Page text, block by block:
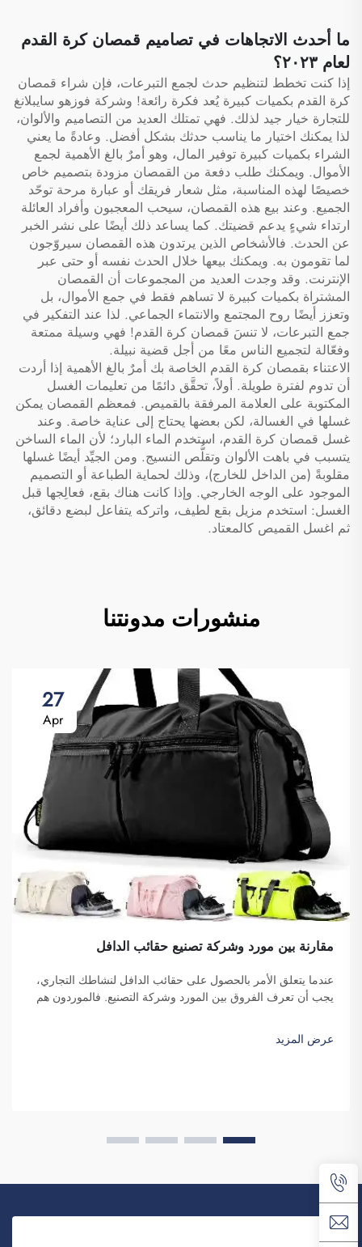
ما أحدث الاتجاهات في تصاميم قمصان كرة القدم
لعام ٢٠٢٣؟
إذا كنت تخطط لتنظيم حدث لجمع التبرعات، فإن شراء قمصان
كرة القدم بكميات كبيرة يُعد فكرة رائعة! وشركة فوزهو سايبلانغ
للتجارة خيار جيد لذلك. فهي تمتلك العديد من التصاميم والألوان،
لذا يمكنك اختيار ما يناسب حدثك بشكل أفضل. وعادةً ما يعني
الشراء بكميات كبيرة توفير المال، وهو أمرٌ بالغ الأهمية لجمع
الأموال. ويمكنك طلب دفعة من القمصان مزودة بتصميم خاص
خصيصًا لهذه المناسبة، مثل شعار فريقك أو عبارة مرحة توحّد
الجميع. وعند بيع هذه القمصان، سيحب المعجبون وأفراد العائلة
ارتداء شيءٍ يدعم قضيتك. كما يساعد ذلك أيضًا على نشر الخبر
عن الحدث. فالأشخاص الذين يرتدون هذه القمصان سيروّجون
لما تقومون به. ويمكنك بيعها خلال الحدث نفسه أو حتى عبر
الإنترنت. وقد وجدت العديد من المجموعات أن القمصان
المشتراة بكميات كبيرة لا تساهم فقط في جمع الأموال، بل
وتعزز أيضًا روح المجتمع والانتماء الجماعي. لذا عند التفكير في
جمع التبرعات، لا تنسَ قمصان كرة القدم! فهي وسيلة ممتعة
وفعّالة لتجميع الناس معًا من أجل قضية نبيلة.
الاعتناء بقمصان كرة القدم الخاصة بك أمرٌ بالغ الأهمية إذا أردت
أن تدوم لفترة طويلة. أولاً، تحقَّق دائمًا من تعليمات الغسل
المكتوبة على العلامة المرفقة بالقميص. فمعظم القمصان يمكن
غسلها في الغسالة، لكن بعضها يحتاج إلى عناية خاصة. وعند
غسل قمصان كرة القدم، استخدم الماء البارد؛ لأن الماء الساخن
يتسبب في باهت الألوان وتقلُّص النسيج. ومن الجيِّد أيضًا غسلها
مقلوبةً (من الداخل للخارج)، وذلك لحماية الطباعة أو التصميم
الموجود على الوجه الخارجي. وإذا كانت هناك بقع، فعالِجها قبل
الغسل: استخدم مزيل بقع لطيف، واتركه يتفاعل لبضع دقائق،
ثم اغسل القميص كالمعتاد.
منشورات مدونتنا
27
Apr
مقارنة بين مورد وشركة تصنيع حقائب الدافل
عندما يتعلق الأمر بالحصول على حقائب الدافل لنشاطك التجاري،
يجب أن تعرف الفروق بين المورد وشركة التصنيع. فالموردون هم
فوزهو ساي بولانغ للتجارة خيارًا جيدًا للشركات التي ترغب في...
عرض المزيد